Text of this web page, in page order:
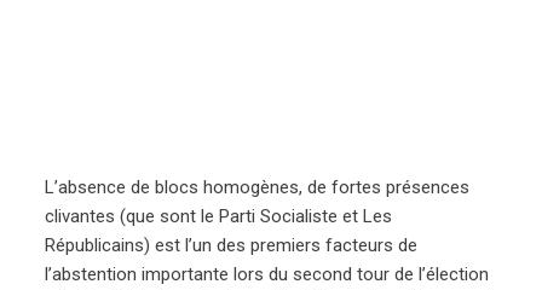
L’absence de blocs homogènes, de fortes présences
clivantes (que sont le Parti Socialiste et Les
Républicains) est l’un des premiers facteurs de
l’abstention importante lors du second tour de l’élection